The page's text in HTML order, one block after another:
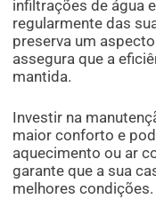
infiltrações de água
regularmente das
preserva um
assegura que a
mantida.
Investir na
maior conforto e
aquecimento ou ar
garante que a sua
melhores condições.